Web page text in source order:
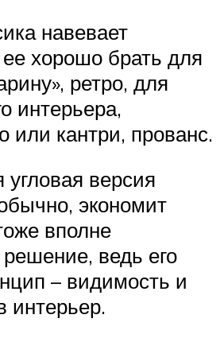
навевает
хорошо брать для
ретро, для
интерьера,
или кантри, прованс.
версия
экономит
вполне
решение, ведь его
– видимость и
интерьер.